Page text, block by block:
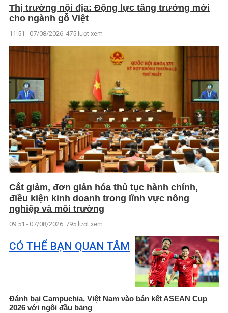
Thị trường nội địa: Động lực tăng trưởng mới
cho ngành gỗ Việt
11:51 - 07/08/2026 475 lượt xem
Cắt giảm, đơn giản hóa thủ tục hành chính,
điều kiện kinh doanh trong lĩnh vực nông
nghiệp và môi trường
09:51 - 07/08/2026 795 lượt xem
CÓ THỂ BẠN QUAN TÂM
Đánh bại Campuchia, Việt Nam vào bán kết ASEAN Cup
2026 với ngôi đầu bảng